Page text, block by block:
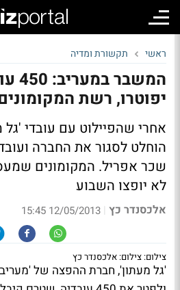
ראשי תקשורת ומדיה
יפוטרו, רשת
אחרי שהפיילוט עם עובדי
הוחלט לסגור את החברה
לא יופצו השבוע
אלכסנדר כץ |
12/05/2013 15:45
צילום: צילום: אלכסנדר כץ
'גל מעתון', חברת ההפצה של